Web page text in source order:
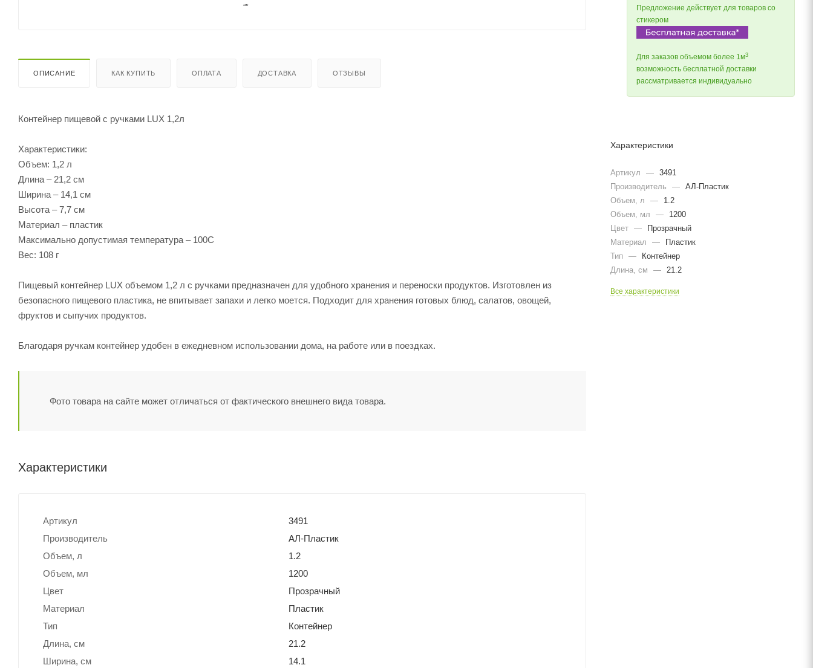
ОПИСАНИЕ КАК КУПИТЬ ОПЛАТА ДОСТАВКА ОТЗЫВЫ
Контейнер пищевой с ручками LUX 1,2л
Характеристики:
Объем: 1,2 л
Длина – 21,2 см
Ширина – 14,1 см
Высота – 7,7 см
Материал – пластик
Максимально допустимая температура – 100С
Вес: 108 г
Пищевый контейнер LUX объемом 1,2 л с ручками предназначен для удобного хранения и переноски продуктов. Изготовлен из
безопасного пищевого пластика, не впитывает запахи и легко моется. Подходит для хранения готовых блюд, салатов, овощей,
фруктов и сыпучих продуктов.
Благодаря ручкам контейнер удобен в ежедневном использовании дома, на работе или в поездках.
Фото товара на сайте может отличаться от фактического внешнего вида товара.
Характеристики
Артикул
3491
Производитель
АЛ-Пластик
Объем, л
1.2
Объем, мл
1200
Цвет
Прозрачный
Материал
Пластик
Тип
Контейнер
Длина, cм
21.2
Ширина, cм
14.1
Предложение действует для товаров со
стикером
Для заказов объемом более 1м3
возможность бесплатной доставки
рассматривается индивидуально
Характеристики
Артикул — 3491
Производитель
— АЛ-Пластик
Объем, л
—
1.2
Объем, мл
—
1200
Цвет —
Прозрачный
Материал
—
Пластик
Тип
—
Контейнер
Длина, cм
— 21.2
Все характеристики